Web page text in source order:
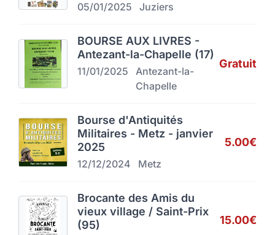
05/01/2025 Juziers
BOURSE AUX LIVRES -
Antezant-la-Chapelle (17)
11/01/2025
Antezant-la-
Chapelle
Gratuit
Bourse d'Antiquités
Militaires - Metz - janvier
2025
12/12/2024 Metz
5.00€
Brocante des Amis du
vieux village / Saint-Prix
(95)
15.00€